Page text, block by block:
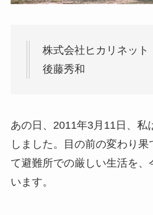
株式会社ヒカリネ
後藤秀和
あの日、2011年3月11日、私
しました。目の前の変わり果
て避難所での厳しい生活を、
います。